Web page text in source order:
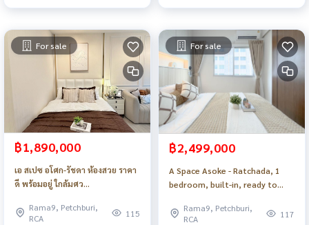
For sale
฿1,890,000
เอ สเปซ อโศก-รัชดา ห้องสวย ราคา
ดี พร้อมอยู่ ใกล้มศว
Rama9, Petchburi,
RCA
115
For sale
฿2,499,000
A Space Asoke - Ratchada, 1
bedroom, built-in, ready to
.
Rama9, Petchburi,
RCA
117